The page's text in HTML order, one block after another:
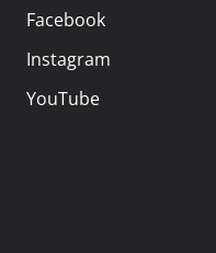
Facebook
Instagram
YouTube